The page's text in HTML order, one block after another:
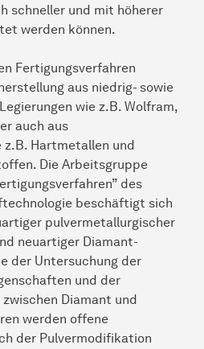
schneller und mit höherer
werden können.
Fertigungsverfahren
aus niedrig- sowie
wie z.B. Wolfram,
auch aus
Hartmetallen und
Die Arbeitsgruppe
des
beschäftigt sich
pulvermetallurgischer
neuartiger Diamant-
der Untersuchung der
und der
Diamant und
werden offene
der Pulvermodifikation